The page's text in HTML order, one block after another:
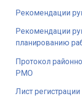
Рекомендации
Рекомендации
планированию
Протокол
РМО
Лист